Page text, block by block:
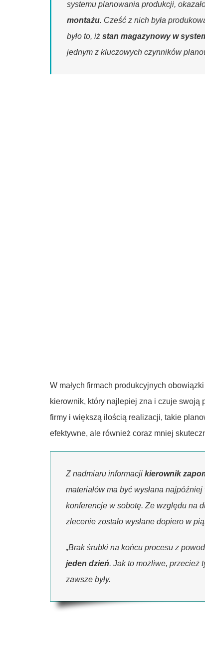
systemu planowania produkcji,
montażu. Cześć z nich była
było to, iż stan magazynowy w
jednym z kluczowych czynników
W małych firmach produkcyjnych
kierownik, który najlepiej zna i czuje swoją
firmy i większą ilością realizacji, takie
efektywne, ale również coraz mniej
Z nadmiaru informacji kierownik
materiałów ma być wysłana
konferencje w sobotę. Ze względu na
zlecenie zostało wysłane dopiero w
„Brak śrubki na końcu procesu z
jeden dzień. Jak to możliwe, przecież
zawsze były.